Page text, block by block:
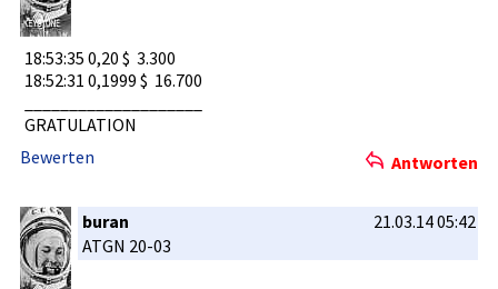
18:53:35 0,20 $ 3.300­
18:52:31 0,1999 $ 16.70­0
GRATULATIO­N
Bewerten
Antworten
buran
21.03.14 05:42
ATGN 20-03